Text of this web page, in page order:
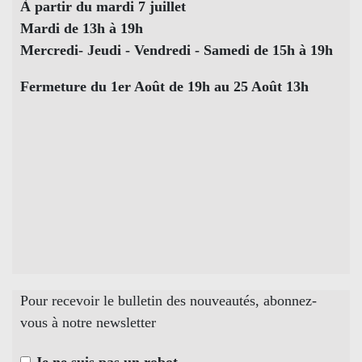
À partir du mardi 7 juillet
Mardi de 13h à 19h
Mercredi- Jeudi - Vendredi - Samedi de 15h à 19h
Fermeture du 1er Août de 19h au 25 Août 13h
Pour recevoir le bulletin des nouveautés, abonnez-
vous à notre newsletter